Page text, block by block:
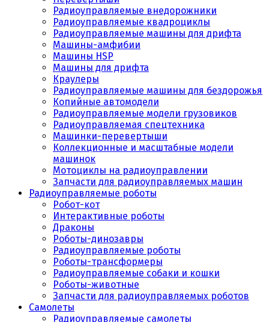
Радиоуправляемые внедорожники
Радиоуправляемые квадроциклы
Радиоуправляемые машины для дрифта
Машины-амфибии
Машины HSP
Машины для дрифта
Краулеры
Радиоуправляемые машины для бездорожья
Копийные автомодели
Радиоуправляемые модели грузовиков
Радиоуправляемая спецтехника
Машинки-перевертыши
Коллекционные и масштабные модели
машинок
Мотоциклы на радиоуправлении
Запчасти для радиоуправляемых машин
Радиоуправляемые роботы
Робот-кот
Интерактивные роботы
Драконы
Роботы-динозавры
Радиоуправляемые роботы
Роботы-трансформеры
Радиоуправляемые собаки и кошки
Роботы-животные
Запчасти для радиоуправляемых роботов
Самолеты
Радиоуправляемые самолеты